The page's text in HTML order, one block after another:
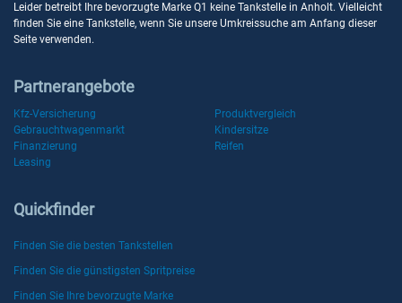
Leider betreibt Ihre bevorzugte Marke Q1 keine Tankstelle in Anholt. Vielleicht
finden Sie eine Tankstelle, wenn Sie unsere Umkreissuche am Anfang dieser
Seite verwenden.
Partnerangebote
Kfz-Versicherung
Produktvergleich
Gebrauchtwagenmarkt
Kindersitze
Finanzierung
Reifen
Leasing
Quickfinder
Finden Sie die besten Tankstellen
Finden Sie die günstigsten Spritpreise
Finden Sie Ihre bevorzugte Marke